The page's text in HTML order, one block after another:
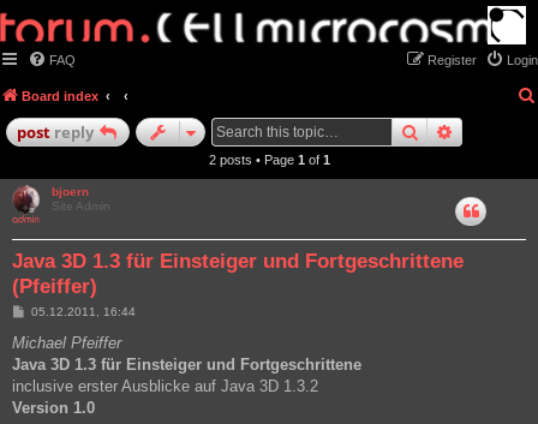
FAQ Login
Register
Board index
postreply searchadvanced
2 posts • Page 1 of 1
bjoern
Site Admin
Java 3D 1.3 für Einsteiger und Fortgeschrittene
(Pfeiffer)
P
s
05.12.2011, 16:44
Michael Pfeiffer
Java 3D 1.3 für Einsteiger und Fortgeschrittene
inclusive erster Ausblicke auf Java 3D 1.3.2
Version 1.0